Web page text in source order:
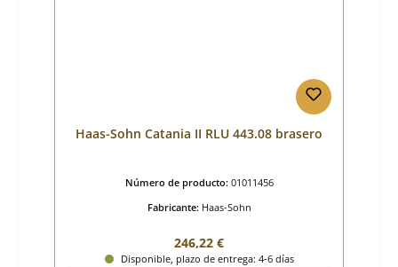
Haas-Sohn Catania II RLU 443.08 brasero
Número de producto: 01011456
Fabricante: Haas-Sohn
Precio normal:
246,22 €
Disponible, plazo de entrega: 4-6 días